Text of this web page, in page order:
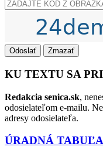
Odoslať Zmazať
KU TEXTU SA
Redakcia senica.sk,
odosielateľom e-mailu.
adresy odosielateľa.
ÚRADNÁ TABUĽA